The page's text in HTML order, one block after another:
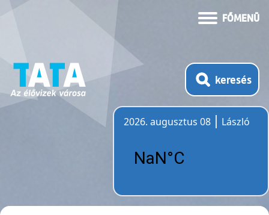
FŐMENÜ
keresés
2026. augusztus 08
László